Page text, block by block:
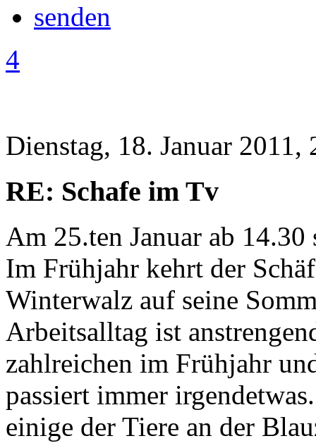
4
Dienstag, 18. Januar 2011,
RE: Schafe im Tv
Am 25.ten Januar ab
Im Frühjahr kehrt der
Winterwalz auf seine
Arbeitsalltag ist
zahlreichen im Frühjahr
passiert immer
einige der Tiere an der